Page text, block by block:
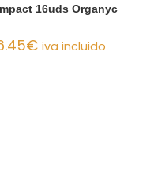
16uds Organyc
€ iva incluido